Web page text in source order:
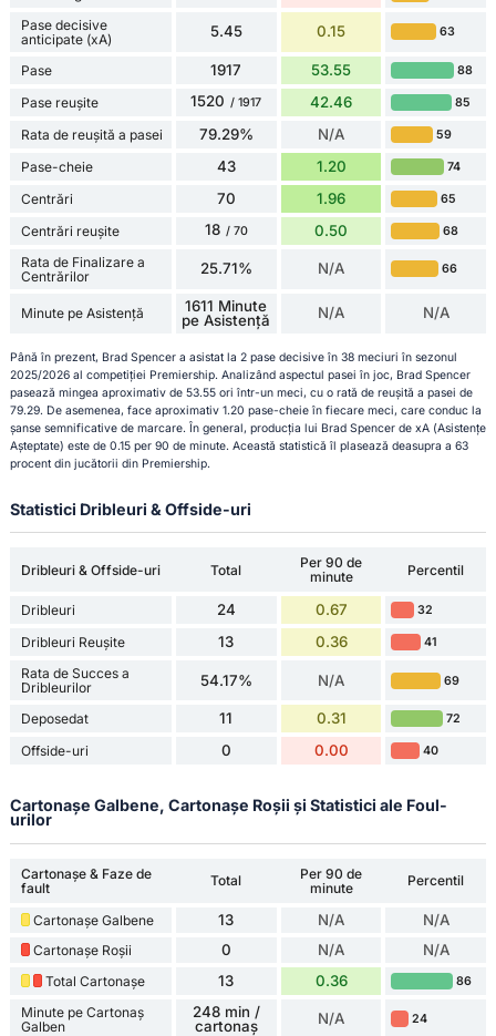
Pase decisive
anticipate (xA)
5.45 0.15 63
Pase 1917 53.55 88
Pase reușite 1520 / 1917 42.46 85
Rata de reușită a pasei 79.29% N/A 59
Pase-cheie 43 1.20 74
Centrări 70 1.96 65
Centrări reușite 18 / 70 0.50 68
Rata de Finalizare a
Centrărilor
25.71% N/A 66
Minute pe Asistență
1611 Minute
pe Asistență
N/A N/A
Până în prezent, Brad Spencer a asistat la 2 pase decisive în 38 meciuri în sezonul
2025/2026 al competiției Premiership. Analizând aspectul pasei în joc, Brad Spencer
pasează mingea aproximativ de 53.55 ori într-un meci, cu o rată de reușită a pasei de
79.29. De asemenea, face aproximativ 1.20 pase-cheie în fiecare meci, care conduc la
șanse semnificative de marcare. În general, producția lui Brad Spencer de xA (Asistențe
Așteptate) este de 0.15 per 90 de minute. Această statistică îl plasează deasupra a 63
procent din jucătorii din Premiership.
Statistici Dribleuri & Offside-uri
Dribleuri & Offside-uri Total
Per 90 de
minute
Percentil
Dribleuri 24 0.67 32
Dribleuri Reușite 13 0.36 41
Rata de Succes a
Dribleurilor
54.17% N/A 69
Deposedat 11 0.31 72
Offside-uri 0 0.00 40
Cartonașe Galbene, Cartonașe Roșii și Statistici ale Foul-
urilor
Cartonașe & Faze de
fault
Total
Per 90 de
minute
Percentil
Cartonașe Galbene 13 N/A N/A
Cartonașe Roșii 0 N/A N/A
Total Cartonașe 13 0.36 86
Minute pe Cartonaș
Galben
248 min /
cartonaș
N/A 24